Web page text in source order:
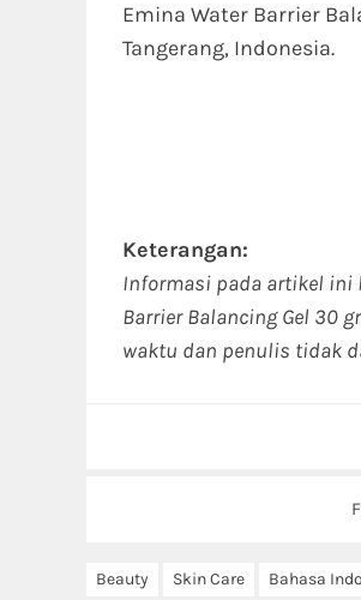
Emina Water Barrier
Tangerang, Indonesia.
Keterangan:
Informasi pada artikel ini
Barrier Balancing Gel 30
waktu dan penulis tidak
Beauty Skin Care Bahasa